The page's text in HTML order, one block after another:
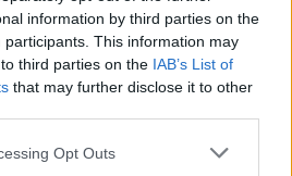
information by third parties on the
participants. This information may
third parties on the IAB’s List of
that may further disclose it to other
Opt Outs